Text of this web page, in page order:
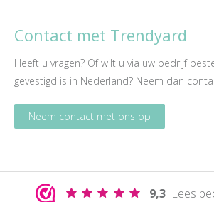
Contact met Trendyard
Heeft u vragen? Of wilt u via uw bedrijf
gevestigd is in Nederland? Neem dan
Neem contact met ons op
9,3 Lees